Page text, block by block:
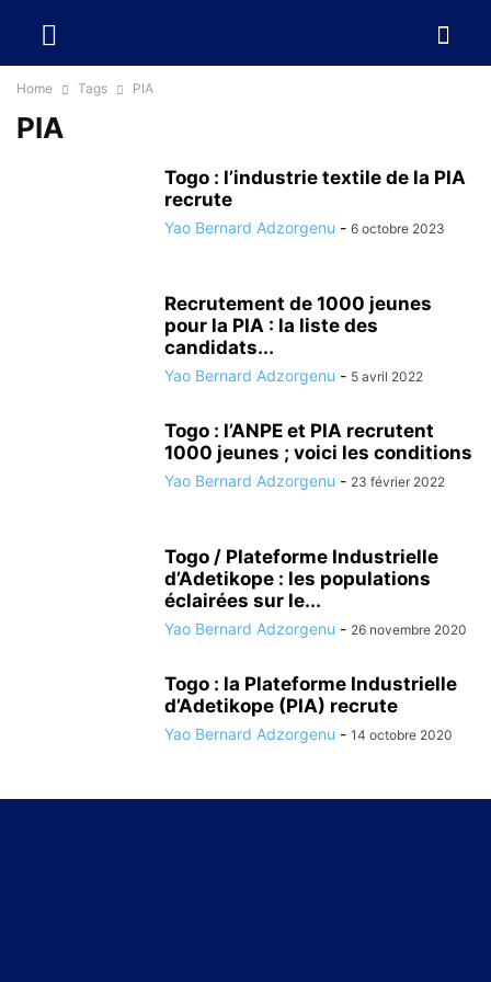
Home Tags PIA
PIA
Togo : l’industrie textile de la PIA
recrute
Yao Bernard Adzorgenu - 6 octobre 2023
Recrutement de 1000 jeunes
pour la PIA : la liste des
candidats...
Yao Bernard Adzorgenu - 5 avril 2022
Togo : l’ANPE et PIA recrutent
1000 jeunes ; voici les conditions
Yao Bernard Adzorgenu - 23 février 2022
Togo / Plateforme Industrielle
d’Adetikope : les populations
éclairées sur le...
Yao Bernard Adzorgenu - 26 novembre 2020
Togo : la Plateforme Industrielle
d’Adetikope (PIA) recrute
Yao Bernard Adzorgenu - 14 octobre 2020